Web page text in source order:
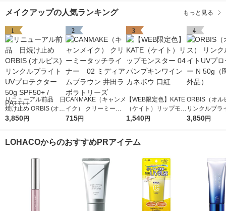
メイクアップの人気ランキング もっと見る
1
リニューアル前品 日
焼け止め ORBIS (オル
ビス) リンクルブライ
3,850円
2
CANMAKE（キャンメ
イク） クリーミータ
ッチライナー 02 ミ
715円
3
【WEB限定色】KATE
（ケイト）リップモン
スター 04 パンプキン
1,540円
4
ORBIS（オル
リンクルブラ
プロテクター
3,850円
LOHACOからのおすすめPRアイテム